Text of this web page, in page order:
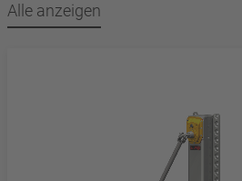
Alle anzeigen